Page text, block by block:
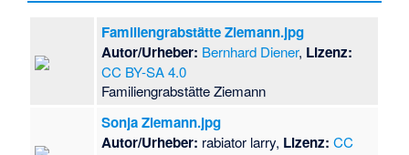
Familiengrabstätte Ziemann.jpg
Autor/Urheber: Bernhard Diener, Lizenz:
CC BY-SA 4.0
Familiengrabstätte Ziemann
Sonja Ziemann.jpg
Autor/Urheber: rabiator larry, Lizenz: CC